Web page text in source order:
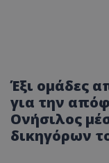
Έξι ομάδες
για την
Ονήσιλος
δικηγόρων